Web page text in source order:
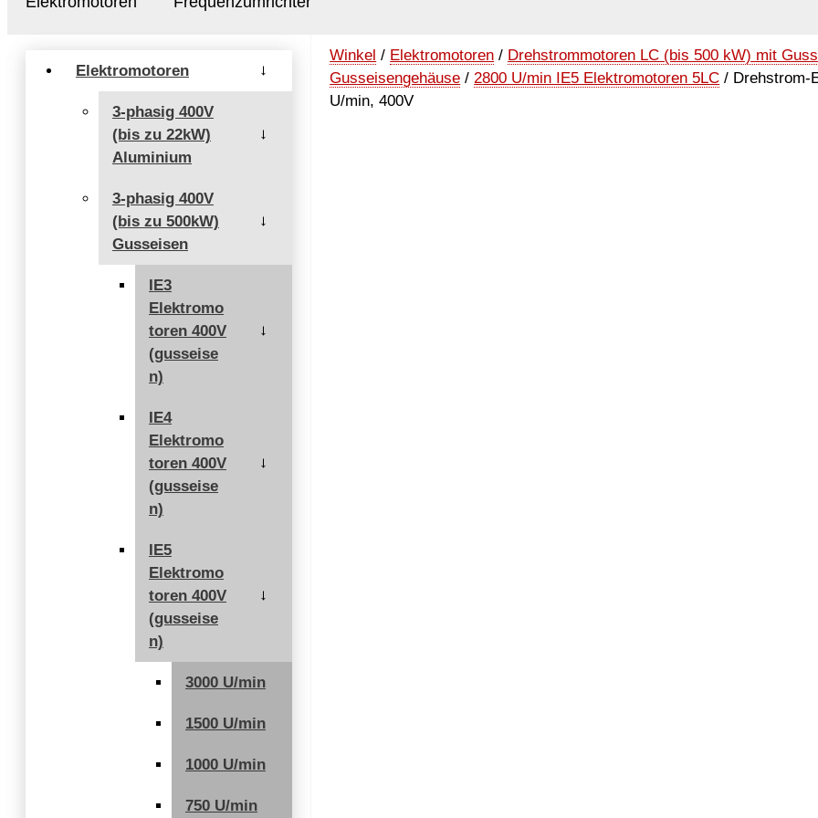
Elektromotoren →
3-phasig 400V
(bis zu 22kW)
Aluminium
→
3-phasig 400V
(bis zu 500kW)
Gusseisen
→
IE3
Elektromo
toren 400V
(gusseise
n)
→
IE4
Elektromo
toren 400V
(gusseise
n)
→
IE5
Elektromo
toren 400V
(gusseise
n)
→
3000 U/min
1500 U/min
1000 U/min
750 U/min
Winkel / Elektromotoren / Drehstrommotoren LC (bis 500 kW) mit
Gusseisengehäuse /2800 U/min IE5 Elektromotoren 5LC / Drehstrom-
U/min, 400V